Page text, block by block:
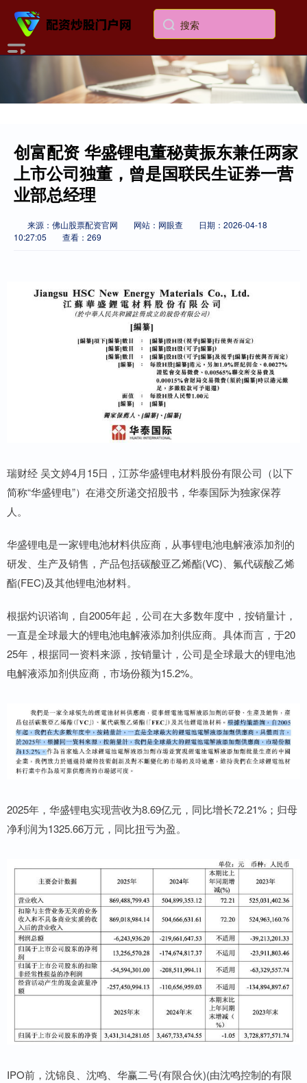
创富配资 华盛锂电董秘黄振东兼任两家
上市公司独董，曾是国联民生证券一营
业部总经理
来源：佛山股票配资官网 网站：网眼查
日期：2026-04-18
10:27:05
查看：269
瑞财经 吴文婷4月15日，江苏华盛锂电材料股份有限公司（以下
简称“华盛锂电”）在港交所递交招股书，华泰国际为独家保荐
人。
华盛锂电是一家锂电池材料供应商，从事锂电池电解液添加剂的
研发、生产及销售，产品包括碳酸亚乙烯酯(VC)、氟代碳酸乙烯
酯(FEC)及其他锂电池材料。
根据灼识谘询，自2005年起，公司在大多数年度中，按销量计，
一直是全球最大的锂电池电解液添加剂供应商。具体而言，于20
25年，根据同一资料来源，按销量计，公司是全球最大的锂电池
电解液添加剂供应商，市场份额为15.2%。
2025年，华盛锂电实现营收为8.69亿元，同比增长72.21%；归母
净利润为1325.66万元，同比扭亏为盈。
IPO前，沈锦良、沈鸣、华赢二号(有限合伙)(由沈鸣控制的有限